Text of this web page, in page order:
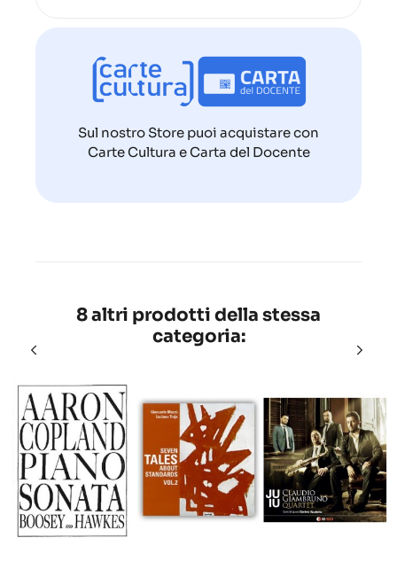
Sul nostro Store puoi acquistare con
Carte Cultura e Carta del Docente
8 altri prodotti della stessa
categoria: